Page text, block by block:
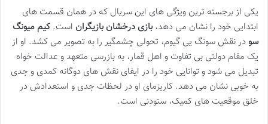
یکی از برجسته ترین ویژگی های این سریال که در همان قسمت های
ابتدایی خود را نشان می دهد، بازی درخشان بازیگران است. کیم میونگ
سو در نقش سونگ یی گیوم، تحولی چشمگیر را به تصویر می کشد. او از
یک مقام دولتی بی تفاوت و اهل قمار، به بازرسی متعهد و عدالت خواه
تبدیل می شود و توانایی خود را در ایفای نقش های دوگانه کمدی و جدی
به خوبی نشان می دهد. کاریزمای او در لحظات جدی و استعدادش در
خلق موقعیت های کمیک، ستودنی است.